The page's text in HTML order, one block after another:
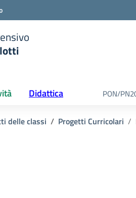
Didattica PON/
delle classi Progetti Curricolari